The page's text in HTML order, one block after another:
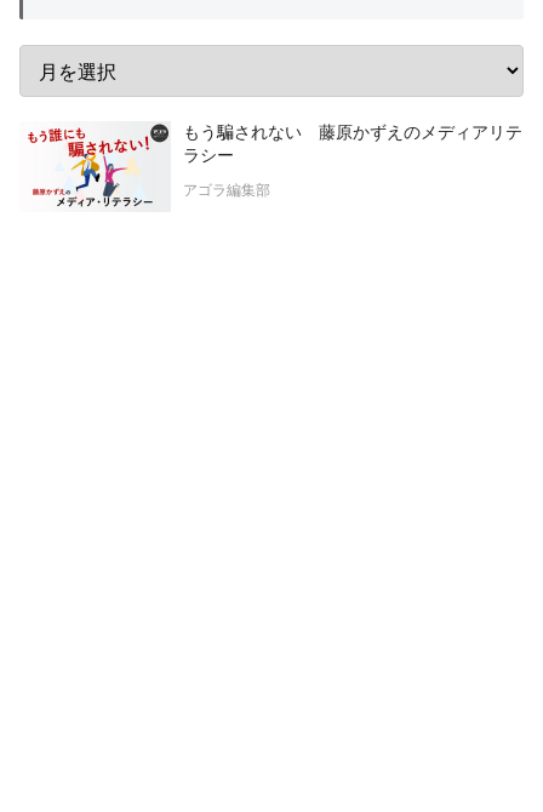
もう騙されない 藤原かずえのメディアリテ
ラシー
アゴラ編集部